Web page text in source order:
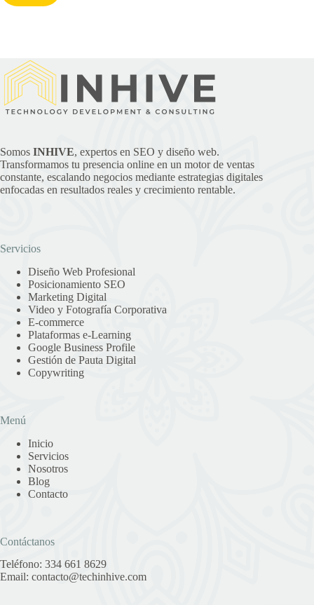
Somos INHIVE, expertos en SEO y diseño web.
Transformamos tu presencia online en un motor de ventas
constante, escalando negocios mediante estrategias digitales
enfocadas en resultados reales y crecimiento rentable.
Servicios
Diseño Web Profesional
Posicionamiento SEO
Marketing Digital
Video y Fotografía Corporativa
E-commerce
Plataformas e-Learning
Google Business Profile
Gestión de Pauta Digital
Copywriting
Menú
Inicio
Servicios
Nosotros
Blog
Contacto
Contáctanos
Teléfono: 334 661 8629
Email: contacto@techinhive.com